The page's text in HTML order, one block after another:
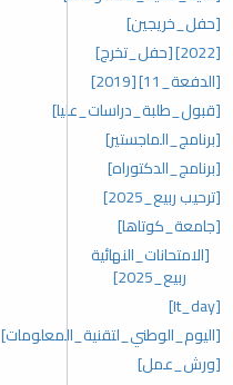
[حفل_خريجين]
[2022]
[حفل_تخرج]
[الدفعة_11]
[2019]
[قبول_طلبة_دراسات_عليا]
[برنامج_الماجستير]
[برنامج_الدكتوراه]
[ترحيب ربيع_2025]
[جامعة_كوتاها]
[الامتحانات_النهائية
ربيع_2025]
[It_day]
[اليوم_الوطني_لتقنية_المعلومات]
[ورش_عمل]